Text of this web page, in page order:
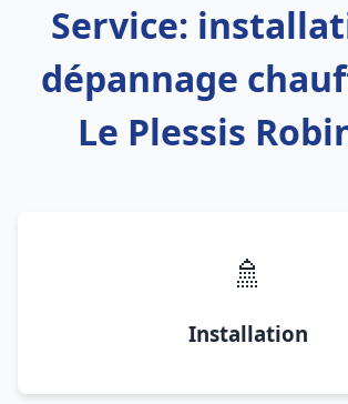
Service:
dépannage
Le Plessis
🚿
Installation